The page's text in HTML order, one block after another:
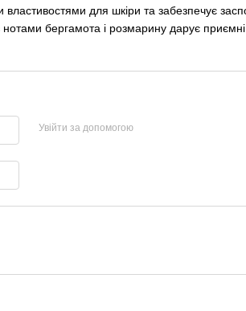
для шкіри та забезпечує
бергамота і розмарину дарує приємні
Увійти за допомогою